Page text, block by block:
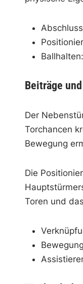
Beiträge
Der
Torchancen
Bewegung
Die
Toren und